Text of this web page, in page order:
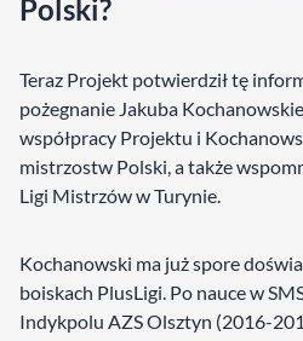
Polski?
Teraz Projekt potwierdził tę
pożegnanie Jakuba
współpracy Projektu i
mistrzostw Polski, a także
Ligi Mistrzów w Turynie.
Kochanowski ma już spore
boiskach PlusLigi. Po nauce w
Indykpolu AZS Olsztyn (2016-